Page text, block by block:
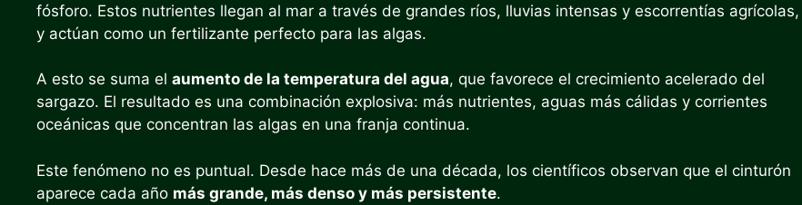
fósforo. Estos nutrientes llegan al mar a través de grandes ríos, lluvias intensas y escorrentías agrícolas,
y actúan como un fertilizante perfecto para las algas.
A esto se suma el aumento de la temperatura del agua, que favorece el crecimiento acelerado del
sargazo. El resultado es una combinación explosiva: más nutrientes, aguas más cálidas y corrientes
oceánicas que concentran las algas en una franja continua.
Este fenómeno no es puntual. Desde hace más de una década, los científicos observan que el cinturón
aparece cada año más grande, más denso y más persistente.